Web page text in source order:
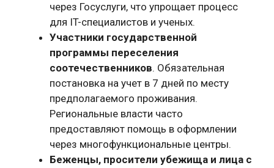
через Госуслуги, что упрощает процесс
для IT-специалистов и ученых.
Участники государственной
программы переселения
соотечественников. Обязательная
постановка на учет в 7 дней по месту
предполагаемого проживания.
Региональные власти часто
предоставляют помощь в оформлении
через многофункциональные центры.
Беженцы, просители убежища и лица с